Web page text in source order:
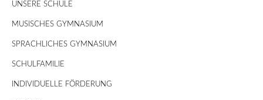
UNSERE SCHULE
MUSISCHES GYMNASIUM
SPRACHLICHES GYMNASIUM
SCHULFAMILIE
INDIVIDUELLE FÖRDERUNG